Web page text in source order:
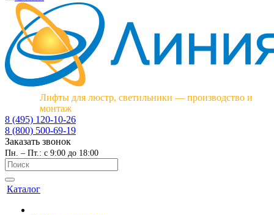
Лифты для люстр, светильники — производство и
монтаж
8 (495) 120-10-26
8 (800) 500-69-19
Заказать звонок
Пн. – Пт.: с 9:00 до 18:00
Каталог